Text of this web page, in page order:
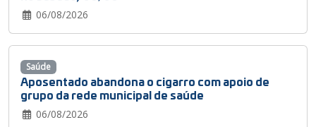
06/08/2026
Aposentado abandona o cigarro com apoio de
grupo da rede municipal de saúde
06/08/2026
Saúde